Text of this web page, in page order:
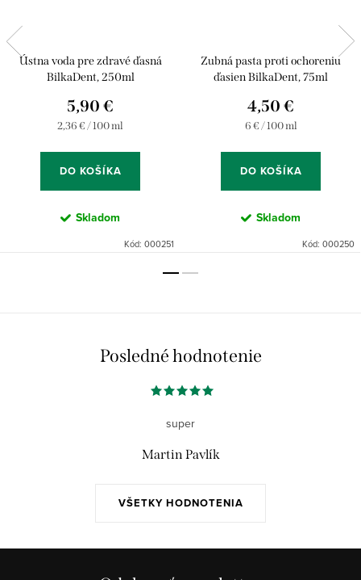
Ústna voda pre zdravé ďasná
BilkaDent, 250ml
5,90 €
Jednotková
2,36 € / 100 ml
DO KOŠÍKA
Skladom
Kód: 000251
Zubná pasta proti ochoreniu
ďasien BilkaDent, 75ml
4,50 €
Jednotková
6 € / 100 ml
DO KOŠÍKA
Skladom
Kód: 000250
Posledné hodnotenie
VŠETKY HODNOTENIA
super
Martin Pavlík